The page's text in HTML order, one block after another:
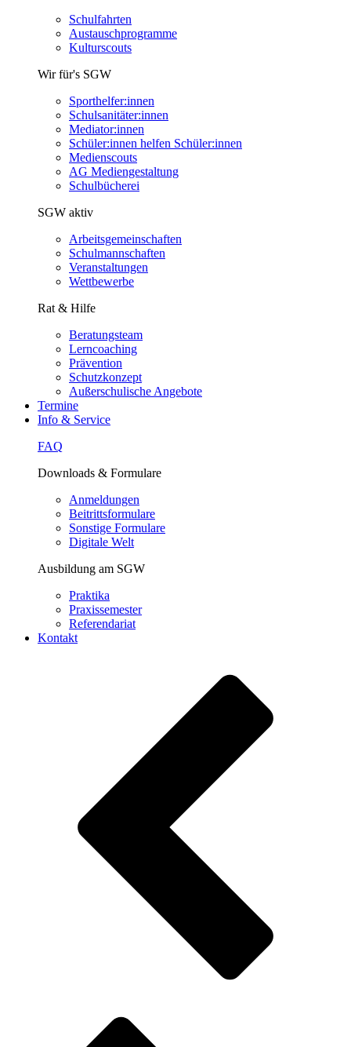
Schulfahrten
Austauschprogramme
Kulturscouts
Wir für's SGW
Sporthelfer:innen
Schulsanitäter:innen
Mediator:innen
Schüler:innen helfen Schüler:innen
Medienscouts
AG Mediengestaltung
Schulbücherei
SGW aktiv
Arbeitsgemeinschaften
Schulmannschaften
Veranstaltungen
Wettbewerbe
Rat & Hilfe
Beratungsteam
Lerncoaching
Prävention
Schutzkonzept
Außerschulische Angebote
Termine
Info & Service
FAQ
Downloads & Formulare
Anmeldungen
Beitrittsformulare
Sonstige Formulare
Digitale Welt
Ausbildung am SGW
Praktika
Praxissemester
Referendariat
Kontakt